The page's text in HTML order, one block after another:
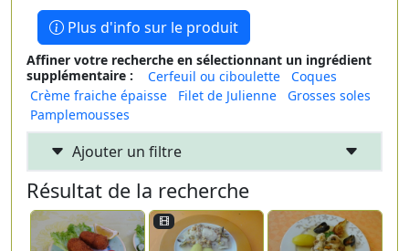
Plus d'info sur le produit
Affiner votre recherche en sélectionnant un ingrédient
supplémentaire :
Cerfeuil ou ciboulette
Coques
Crème fraiche épaisse
Filet de Julienne
Grosses soles
Pamplemousses
Ajouter un filtre
Résultat de la recherche